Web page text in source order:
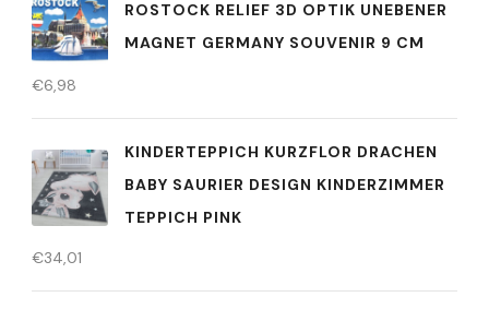
ROSTOCK RELIEF 3D OPTIK UNEBENER
MAGNET GERMANY SOUVENIR 9 CM
€6,98
KINDERTEPPICH KURZFLOR DRACHEN
BABY SAURIER DESIGN KINDERZIMMER
TEPPICH PINK
€34,01